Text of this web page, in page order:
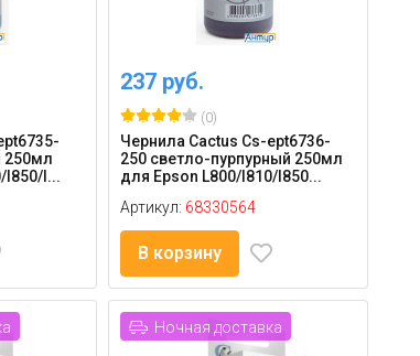
250мл
l850/l...
237 руб.
(0)
Чернила Cactus Cs-ept6736-
250 светло-пурпурный 250мл
для Epson L800/l810/l850...
Артикул: 68330564
В корзину
Ночная доставка